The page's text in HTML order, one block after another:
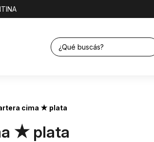
cima ★ plata
★ plata